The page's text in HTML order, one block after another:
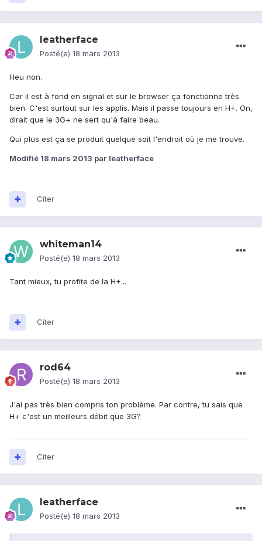
leatherface
Posté(e) 18 mars 2013
Heu non.
Car il est à fond en signal et sur le browser ça fonctionne très
bien. C'est surtout sur les applis. Mais il passe toujours en H+. On,
dirait que le 3G+ ne sert qu'à faire beau.
Qui plus est ça se produit quelque soit l'endroit où je me trouve.
Modifié 18 mars 2013 par leatherface
Citer
whiteman14
Posté(e) 18 mars 2013
Tant mieux, tu profite de la H+...
Citer
rod64
Posté(e) 18 mars 2013
J'ai pas très bien compris ton problème. Par contre, tu sais que
H+ c'est un meilleurs débit que 3G?
Citer
leatherface
Posté(e) 18 mars 2013